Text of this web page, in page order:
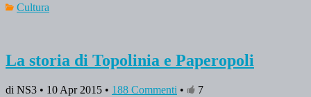
Cultura
La storia di Topolinia e Paperopoli
di NS3 • 10 Apr 2015 • 188 Commenti •
7